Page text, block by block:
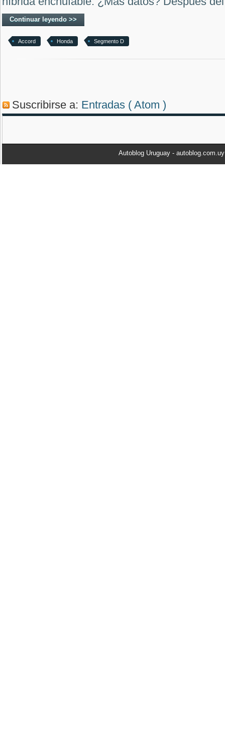
Continuar leyendo >>
Accord Honda Segmento D
Suscribirse a: Entradas ( Atom )
Autoblog Uruguay -